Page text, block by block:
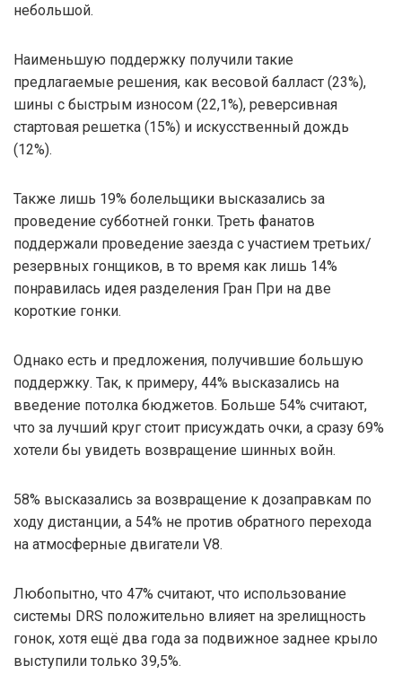
небольшой.
Наименьшую поддержку получили такие
предлагаемые решения, как весовой балласт (23%),
шины с быстрым износом (22,1%), реверсивная
стартовая решетка (15%) и искусственный дождь
(12%).
Также лишь 19% болельщики высказались за
проведение субботней гонки. Треть фанатов
поддержали проведение заезда с участием третьих/
резервных гонщиков, в то время как лишь 14%
понравилась идея разделения Гран При на две
короткие гонки.
Однако есть и предложения, получившие большую
поддержку. Так, к примеру, 44% высказались на
введение потолка бюджетов. Больше 54% считают,
что за лучший круг стоит присуждать очки, а сразу 69%
хотели бы увидеть возвращение шинных войн.
58% высказались за возвращение к дозаправкам по
ходу дистанции, а 54% не против обратного перехода
на атмосферные двигатели V8.
Любопытно, что 47% считают, что использование
системы DRS положительно влияет на зрелищность
гонок, хотя ещё два года за подвижное заднее крыло
выступили только 39,5%.